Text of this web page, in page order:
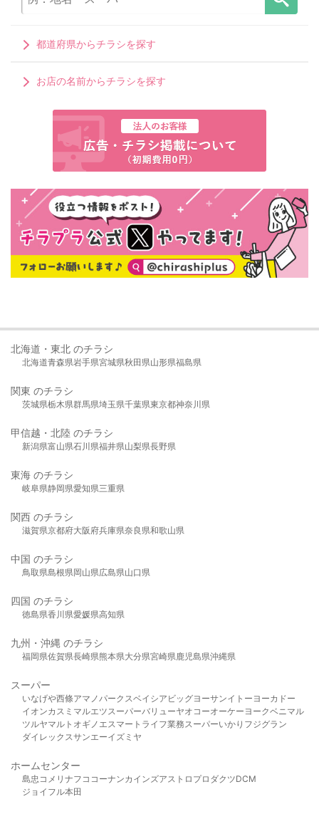
都道府県からチラシを探す
お店の名前からチラシを探す
北海道・東北 のチラシ
北海道青森県岩手県宮城県秋田県山形県福島県
関東 のチラシ
茨城県栃木県群馬県埼玉県千葉県東京都神奈川県
甲信越・北陸 のチラシ
新潟県富山県石川県福井県山梨県長野県
東海 のチラシ
岐阜県静岡県愛知県三重県
関西 のチラシ
滋賀県京都府大阪府兵庫県奈良県和歌山県
中国 のチラシ
鳥取県島根県岡山県広島県山口県
四国 のチラシ
徳島県香川県愛媛県高知県
九州・沖縄 のチラシ
福岡県佐賀県長崎県熊本県大分県宮崎県鹿児島県沖縄県
スーパー
いなげや西條アマノパークスベイシア ビッグヨーサンイトーヨーカドー
イオンカスミ マルエツスーパーバリューヤオコーオーケー ヨークベニマル
ツルヤマルト オギノ エスマート ライフ業務スーパーいかり フジグラン
ダイレックスサンエーイズミヤ
ホームセンター
島忠 コメリ ナフコ コーナンカインズアストロプロダクツDCM
ジョイフル本田